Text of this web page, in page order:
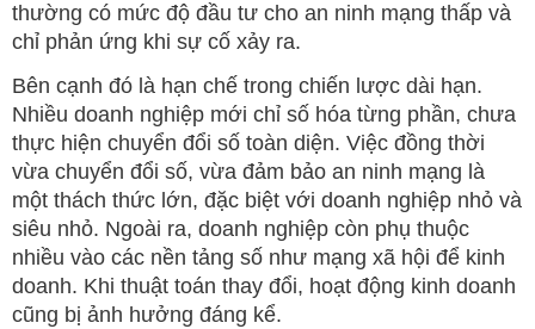
thường có mức độ đầu tư cho an ninh mạng thấp và
chỉ phản ứng khi sự cố xảy ra.
Bên cạnh đó là hạn chế trong chiến lược dài hạn.
Nhiều doanh nghiệp mới chỉ số hóa từng phần, chưa
thực hiện chuyển đổi số toàn diện. Việc đồng thời
vừa chuyển đổi số, vừa đảm bảo an ninh mạng là
một thách thức lớn, đặc biệt với doanh nghiệp nhỏ và
siêu nhỏ. Ngoài ra, doanh nghiệp còn phụ thuộc
nhiều vào các nền tảng số như mạng xã hội để kinh
doanh. Khi thuật toán thay đổi, hoạt động kinh doanh
cũng bị ảnh hưởng đáng kể.